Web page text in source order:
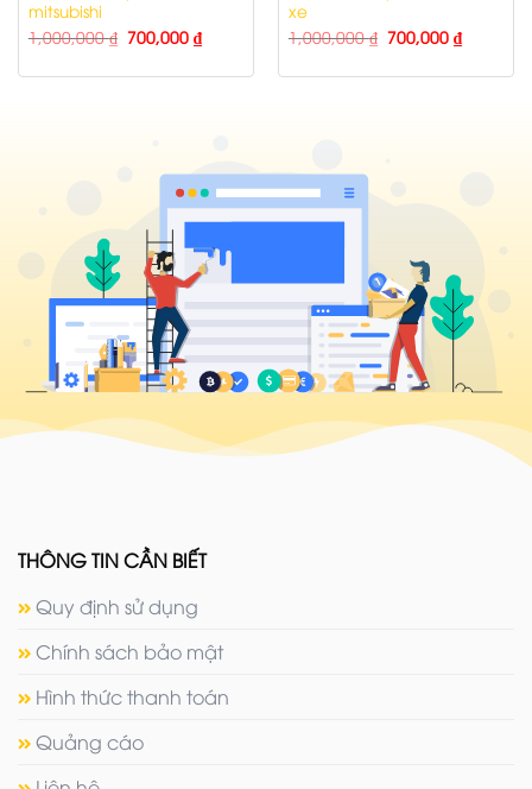
mitsubishi
1,000,000₫ 700,000 ₫
xe
1,000,000₫ 700,000 ₫
THÔNG TIN CẦN BIẾT
Quy định sử dụng
Chính sách bảo mật
Hình thức thanh toán
Quảng cáo